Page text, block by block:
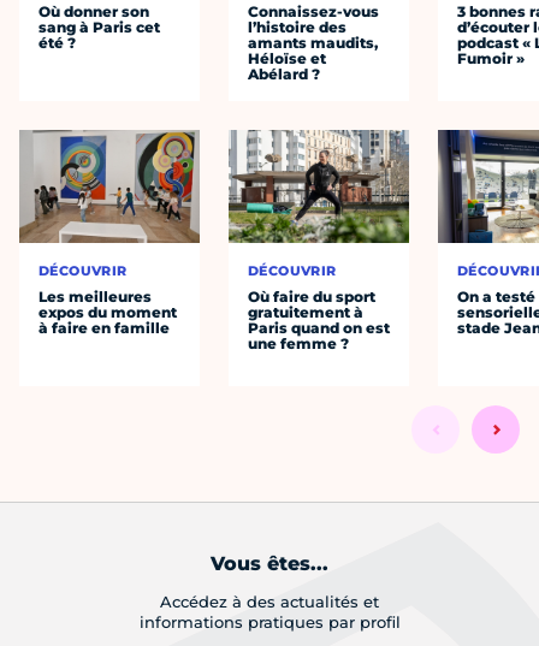
Où donner son
sang à Paris cet
été ?
DÉCOUVRIR
Les meilleures
expos du moment
à faire en famille
Connaissez-vous
l’histoire des
amants maudits,
Héloïse et
Abélard ?
DÉCOUVRIR
Où faire du sport
gratuitement à
Paris quand on est
une femme ?
3 bonnes
d’écouter
podcast «
Fumoir »
On a
stade
Vous êtes...
Accédez à des actualités et
informations pratiques par profil